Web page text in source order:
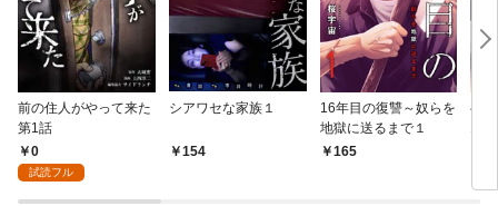
前の住人がやって来た
第1話
0
試読フル
シアワセな家族１
154
16年目の復讐～奴らを
地獄に送るまで１
165
ベ